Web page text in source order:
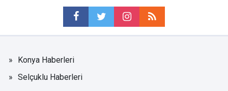
Konya Haberleri
Selçuklu Haberleri